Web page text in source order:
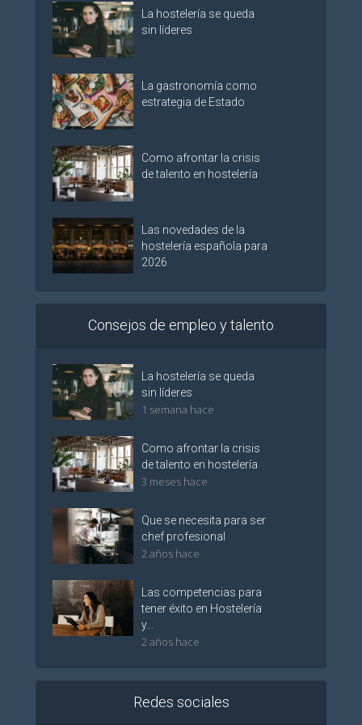
La hostelería se queda
sin líderes
La gastronomía como
estrategia de Estado
Como afrontar la crisis
de talento en hostelería
Las novedades de la
hostelería española para
2026
Consejos de empleo y talento
La hostelería se queda
sin líderes
1 semana hace
Como afrontar la crisis
de talento en hostelería
3 meses hace
Que se necesita para ser
chef profesional
2 años hace
Las competencias para
tener éxito en Hostelería
y...
2 años hace
Redes sociales